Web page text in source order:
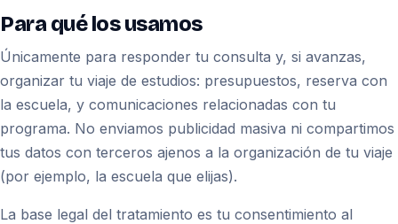
Para qué los usamos
Únicamente para responder tu consulta y, si avanzas,
organizar tu viaje de estudios: presupuestos, reserva con
la escuela, y comunicaciones relacionadas con tu
programa. No enviamos publicidad masiva ni compartimos
tus datos con terceros ajenos a la organización de tu viaje
(por ejemplo, la escuela que elijas).
La base legal del tratamiento es tu consentimiento al